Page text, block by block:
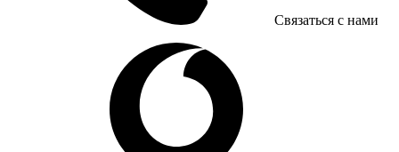
Связаться с нами